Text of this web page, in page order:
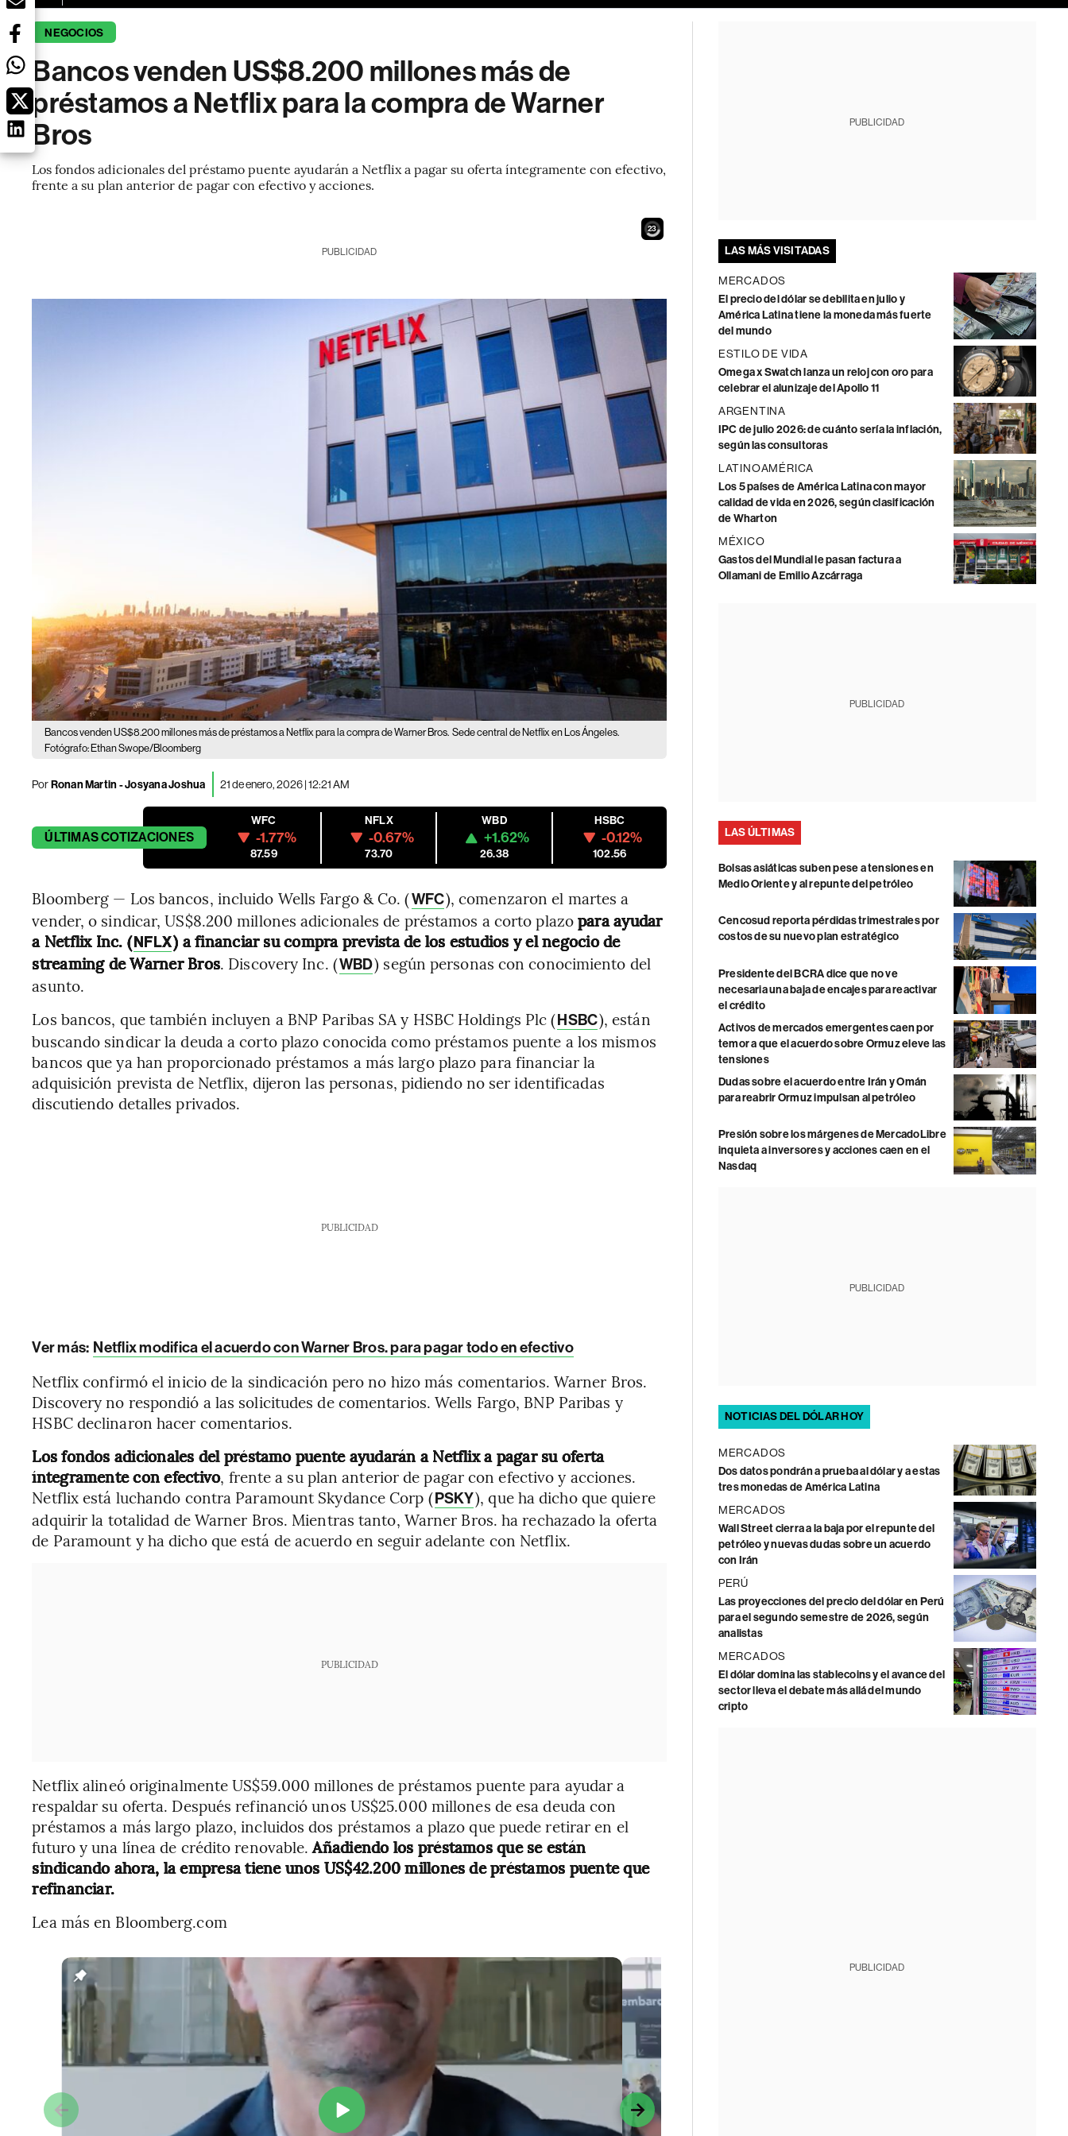
NEGOCIOS
Bancos venden US$8.200 millones más de
préstamos a Netflix para la compra de Warner
Bros
Los fondos adicionales del préstamo puente ayudarán a Netflix a pagar su oferta íntegramente con efectivo,
frente a su plan anterior de pagar con efectivo y acciones.
21
PUBLICIDAD
Bancos venden US$8.200 millones más de préstamos a Netflix para la compra de Warner Bros. Sede central de Netflix en Los Ángeles.
Fotógrafo: Ethan Swope/Bloomberg
PorRonan Martin - Josyana Joshua 21 de enero, 2026 | 12:21 AM
ÚLTIMASCOTIZACIONES
WFC
-1.77%
87.59
NFLX
-0.67%
73.70
WBD
+1.62%
26.38
HSBC
-0.12%
102.56
Bloomberg — Los bancos, incluido Wells Fargo & Co. (WFC), comenzaron el martes a
vender, o sindicar, US$8.200 millones adicionales de préstamos a corto plazopara ayudar
a Netflix Inc. (NFLX) a financiar su compra prevista de los estudios y el negocio de
streaming de Warner Bros. Discovery Inc. (WBD) según personas con conocimiento del
asunto.
Los bancos, que también incluyen a BNP Paribas SA y HSBC Holdings Plc (HSBC), están
buscando sindicar la deuda a corto plazo conocida como préstamos puente a los mismos
bancos que ya han proporcionado préstamos a más largo plazo para financiar la
adquisición prevista de Netflix, dijeron las personas, pidiendo no ser identificadas
discutiendo detalles privados.
PUBLICIDAD
Ver más: Netflix modifica el acuerdo con Warner Bros. para pagar todo en efectivo
Netflix confirmó el inicio de la sindicación pero no hizo más comentarios. Warner Bros.
Discovery no respondió a las solicitudes de comentarios. Wells Fargo, BNP Paribas y
HSBC declinaron hacer comentarios.
Los fondos adicionales del préstamo puente ayudarán a Netflix a pagar su oferta
íntegramente con efectivo, frente a su plan anterior de pagar con efectivo y acciones.
Netflix está luchando contra Paramount Skydance Corp (PSKY), que ha dicho que quiere
adquirir la totalidad de Warner Bros. Mientras tanto, Warner Bros. ha rechazado la oferta
de Paramount y ha dicho que está de acuerdo en seguir adelante con Netflix.
PUBLICIDAD
Netflix alineó originalmente US$59.000 millones de préstamos puente para ayudar a
respaldar su oferta. Después refinanció unos US$25.000 millones de esa deuda con
préstamos a más largo plazo, incluidos dos préstamos a plazo que puede retirar en el
futuro y una línea de crédito renovable.Añadiendo los préstamos que se están
sindicando ahora, la empresa tiene unos US$42.200 millones de préstamos puente que
refinanciar.
Lea más en Bloomberg.com
PUBLICIDAD
LAS MÁS VISITADAS
MERCADOS
El precio del dólar se debilita en julio y
América Latina tiene la moneda más fuerte
del mundo
ESTILO DE VIDA
Omega x Swatch lanza un reloj con oro para
celebrar el alunizaje del Apollo 11
ARGENTINA
IPC de julio 2026: de cuánto sería la inflación,
según las consultoras
LATINOAMÉRICA
Los 5 países de América Latina con mayor
calidad de vida en 2026, según clasificación
de Wharton
MÉXICO
Gastos del Mundial le pasan factura a
Ollamani de Emilio Azcárraga
PUBLICIDAD
LAS ÚLTIMAS
Bolsas asiáticas suben pese a tensiones en
Medio Oriente y al repunte del petróleo
Cencosud reporta pérdidas trimestrales por
costos de su nuevo plan estratégico
Presidente del BCRA dice que no ve
necesaria una baja de encajes para reactivar
el crédito
Activos de mercados emergentes caen por
temor a que el acuerdo sobre Ormuz eleve las
tensiones
Dudas sobre el acuerdo entre Irán y Omán
para reabrir Ormuz impulsan al petróleo
Presión sobre los márgenes de MercadoLibre
inquieta a inversores y acciones caen en el
Nasdaq
PUBLICIDAD
NOTICIAS DEL DÓLAR HOY
MERCADOS
Dos datos pondrán a prueba al dólar y a estas
tres monedas de América Latina
MERCADOS
Wall Street cierra a la baja por el repunte del
petróleo y nuevas dudas sobre un acuerdo
con Irán
PERÚ
Las proyecciones del precio del dólar en Perú
para el segundo semestre de 2026, según
analistas
MERCADOS
El dólar domina las stablecoins y el avance del
sector lleva el debate más allá del mundo
cripto
PUBLICIDAD